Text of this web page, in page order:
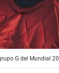
G del Mundial